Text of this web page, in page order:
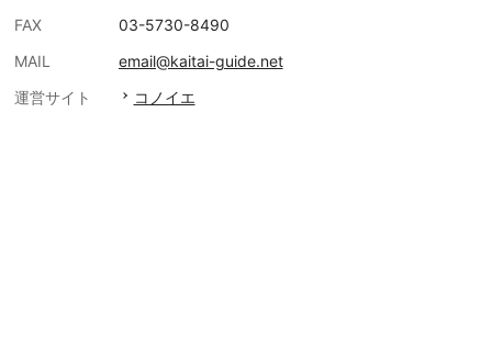
FAX
03-5730-8490
MAIL
email@kaitai-guide.net
運営サイト
コノイエ